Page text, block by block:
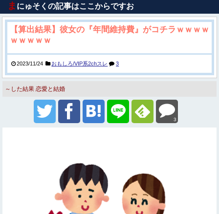
ま にゅそくの記事はここからですお
【算出結果】彼女の『年間維持費』がコチラｗｗｗｗ
ｗｗｗｗｗ
2023/11/24 おもしろ/VIP系2chスレ 3
～した結果 恋愛と結婚
3